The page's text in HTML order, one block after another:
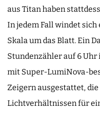
aus Titan haben
In jedem Fall windet
Skala um das Blatt. Ein
Stundenzähler auf 6
mit Super-LumiNova-
Zeigern ausgestattet,
Lichtverhältnissen für